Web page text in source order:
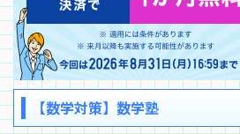
【数学対策】数学塾